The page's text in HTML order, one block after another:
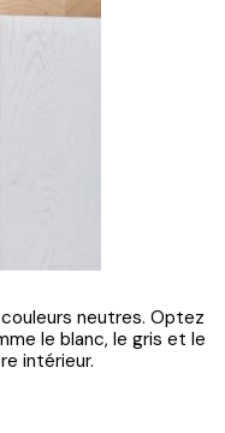
neutres. Optez
le blanc, le gris et le
intérieur.